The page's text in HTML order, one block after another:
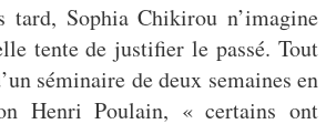
tard, Sophia Chikirou n’imagine
tente de justifier le passé. Tout
séminaire de deux semaines en
Henri Poulain, « certains ont